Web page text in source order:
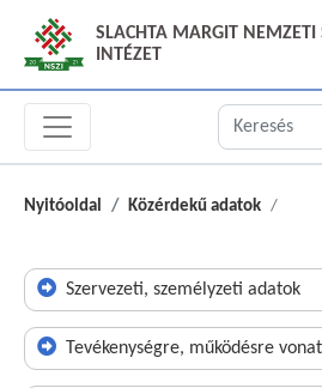
SLACHTA MARGIT NEMZETI
INTÉZET
Nyitóoldal Közérdekű adatok
Szervezeti, személyzeti adatok
Tevékenységre, működésre